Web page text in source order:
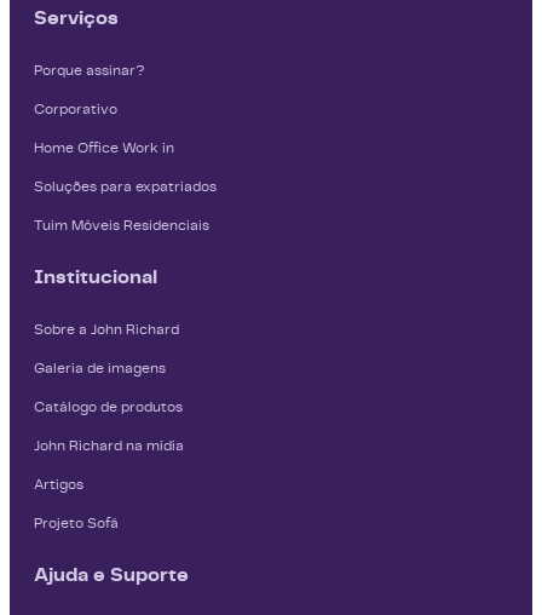
Serviços
Porque assinar?
Corporativo
Home Office Work in
Soluções para expatriados
Tuim Móveis Residenciais
Institucional
Sobre a John Richard
Galeria de imagens
Catálogo de produtos
John Richard na mídia
Artigos
Projeto Sofá
Ajuda e Suporte